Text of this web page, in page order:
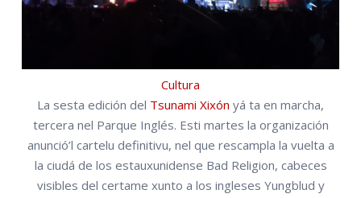
Cultura
La sesta edición del Tsunami Xixón yá ta en marcha,
tercera nel Parque Inglés. Esti martes la organización
anunció’l cartelu definitivu, nel que rescampla la vuelta a
la ciudá de los estauxunidense Bad Religion, cabeces
visibles del certame xunto a los ingleses Yungblud y